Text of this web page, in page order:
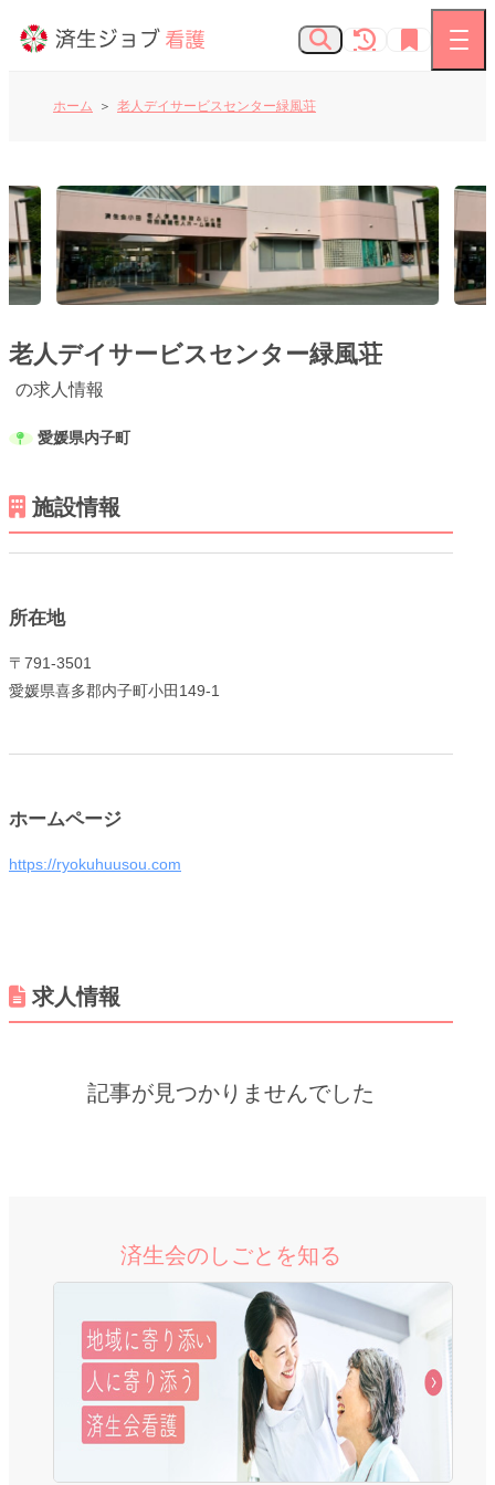
お知らせ
よくあるご質問
済生会Webサイト
済生会のしごとを知る
ホーム 老人デイサービスセンター緑風荘
老人デイサービスセンター緑風荘
の求人情報
愛媛県内子町
施設情報
所在地
〒791-3501
愛媛県喜多郡内子町小田149-1
ホームページ
https://ryokuhuusou.com
求人情報
記事が見つかりませんでした
済生会のしごとを知る